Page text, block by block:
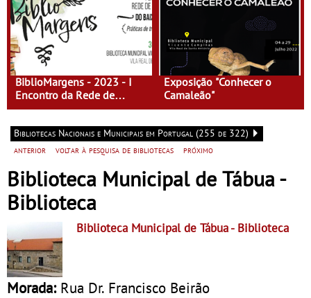
BiblioMargens - 2023 - I
Encontro da Rede de
Bibliotecas do Baixo
Exposição "Conhecer o
Camaleão"
Bibliotecas Nacionais e Municipais em Portugal (255 de 322)
anterior
voltar à pesquisa de bibliotecas próximo
Biblioteca Municipal de Tábua -
Biblioteca
Biblioteca Municipal de Tábua- Biblioteca
Morada: Rua Dr. Francisco Beirão